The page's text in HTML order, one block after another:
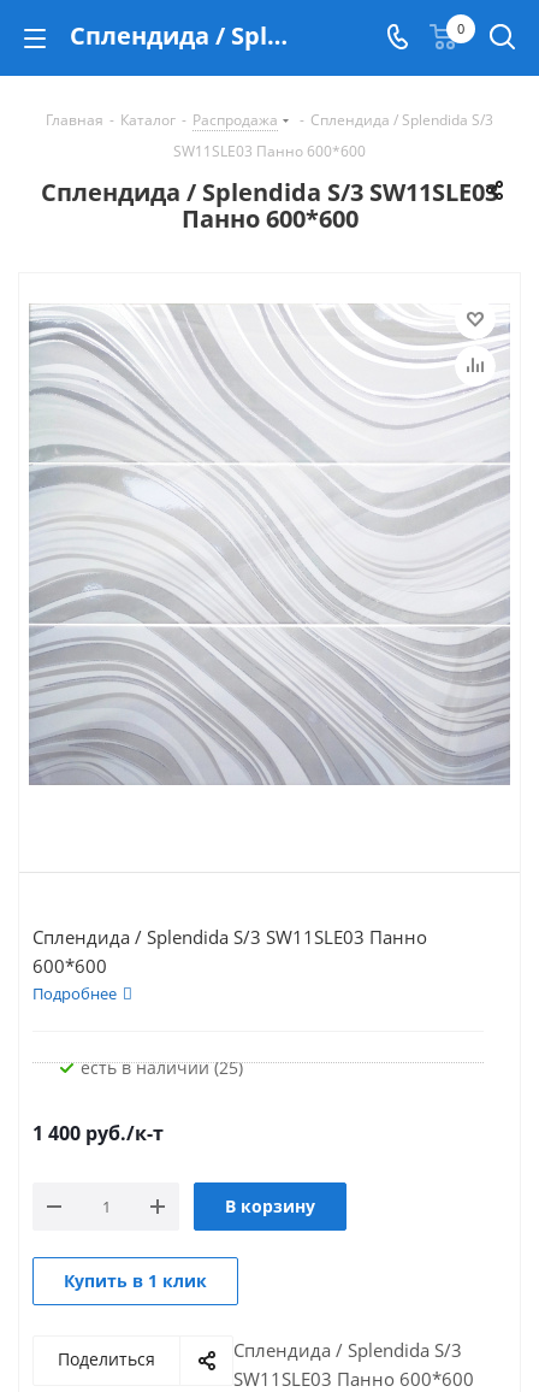
Сплендида / Splendida S/3 SW11SLE03 Панно 600*600 - купить в Екатеринбурге 0
Главная - Каталог - Распродажа - Сплендида / Splendida S/3
SW11SLE03 Панно 600*600
Сплендида / Splendida S/3 SW11SLE03
Панно 600*600
Сплендида / Splendida S/3 SW11SLE03 Панно
600*600
Подробнее
Есть в наличии (25)
1 400 руб./к-т
В корзину
Купить в 1 клик
Поделиться
Сплендида / Splendida S/3
SW11SLE03 Панно 600*600